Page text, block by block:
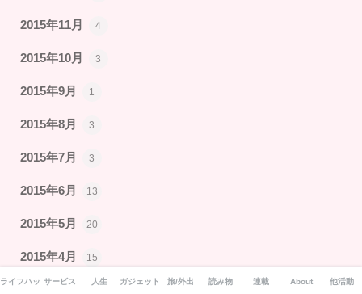
2015年11月 4
2015年10月 3
2015年9月 1
2015年8月 3
2015年7月 3
2015年6月 13
2015年5月 20
2015年4月 15
2015年3月
ライフハックサービス 人生 ガジェット 旅/外出 読み物 連載 About 他活動